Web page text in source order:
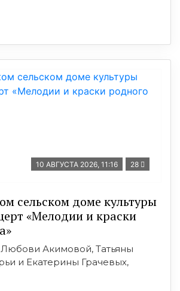
10 АВГУСТА 2026, 11:16 28
сельском доме культуры
«Мелодии и краски
Акимовой, Татьяны
и Екатерины Грачевых,